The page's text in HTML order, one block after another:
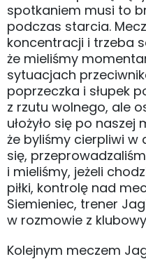
spotkaniem musi to
podczas starcia.
koncentracji i trzeba
że mieliśmy
sytuacjach
poprzeczka i słupek
z rzutu wolnego, ale
ułożyło się po naszej
że byliśmy cierpliwi w
się,
i mieliśmy, jeżeli
piłki, kontrolę nad
Siemieniec, trener
w rozmowie z
Kolejnym meczem